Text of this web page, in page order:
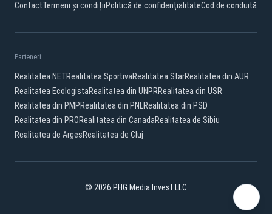
ContactTermeni și condițiiPolitică de confidențialitateCod de conduită
Parteneri:
Realitatea.NETRealitatea SportivaRealitatea StarRealitatea din AUR
Realitatea EcologistaRealitatea din UNPRRealitatea din USR
Realitatea din PMPRealitatea din PNLRealitatea din PSD
Realitatea din PRORealitatea din CanadaRealitatea de Sibiu
Realitatea de ArgesRealitatea de Cluj
© 2026 PHG Media Invest LLC